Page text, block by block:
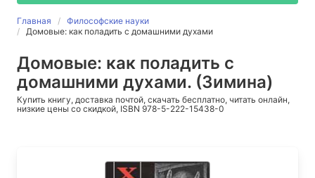
Главная
Философские науки
Домовые: как поладить с домашними духами
Домовые: как поладить с
домашними духами. (Зимина)
Купить книгу, доставка почтой, скачать бесплатно, читать онлайн,
низкие цены со скидкой, ISBN 978-5-222-15438-0